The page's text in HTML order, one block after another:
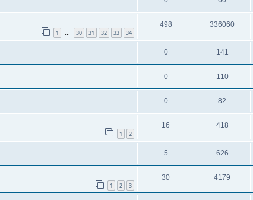
1 … 30 31 32 33 34
498 336060
0 141
0 110
0 82
1 2
16 418
5 626
1 2 3
30 4179